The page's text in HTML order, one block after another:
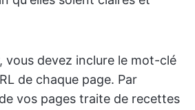
vous devez inclure le mot-clé
de chaque page. Par
vos pages traite de recettes